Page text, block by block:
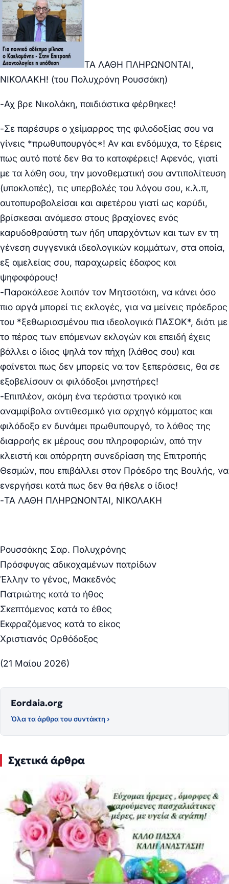
ΤΑ ΛΑΘΗ ΠΛΗΡΩΝΟΝΤΑΙ,
ΝΙΚΟΛΑΚΗ! (του Πολυχρόνη Ρουσσάκη)
-Αχ βρε Νικολάκη, παιδιάστικα φέρθηκες!
-Σε παρέσυρε ο χείμαρρος της φιλοδοξίας σου να
γίνεις *πρωθυπουργός*! Αν και ενδόμυχα, το ξέρεις
πως αυτό ποτέ δεν θα το καταφέρεις! Αφενός, γιατί
με τα λάθη σου, την μονοθεματική σου αντιπολίτευση
(υποκλοπές), τις υπερβολές του λόγου σου, κ.λ.π,
αυτοπυροβολείσαι και αφετέρου γιατί ως καρύδι,
βρίσκεσαι ανάμεσα στους βραχίονες ενός
καρυδοθραύστη των ήδη υπαρχόντων και των εν τη
γένεση συγγενικά ιδεολογικών κομμάτων, στα οποία,
εξ αμελείας σου, παραχωρείς έδαφος και
ψηφοφόρους!
-Παρακάλεσε λοιπόν τον Μητσοτάκη, να κάνει όσο
πιο αργά μπορεί τις εκλογές, για να μείνεις πρόεδρος
του *ξεθωριασμένου πια ιδεολογικά ΠΑΣΟΚ*, διότι με
το πέρας των επόμενων εκλογών και επειδή έχεις
βάλλει ο ίδιος ψηλά τον πήχη (λάθος σου) και
φαίνεται πως δεν μπορείς να τον ξεπεράσεις, θα σε
εξοβελίσουν οι φιλόδοξοι μνηστήρες!
-Επιπλέον, ακόμη ένα τεράστια τραγικό και
αναμφίβολα αντιθεσμικό για αρχηγό κόμματος και
φιλόδοξο εν δυνάμει πρωθυπουργό, το λάθος της
διαρροής εκ μέρους σου πληροφοριών, από την
κλειστή και απόρρητη συνεδρίαση της Επιτροπής
Θεσμών, που επιβάλλει στον Πρόεδρο της Βουλής, να
ενεργήσει κατά πως δεν θα ήθελε ο ίδιος!
-ΤΑ ΛΑΘΗ ΠΛΗΡΩΝΟΝΤΑΙ, ΝΙΚΟΛΑΚΗ
Ρουσσάκης Σαρ. Πολυχρόνης
Πρόσφυγας αδικοχαμένων πατρίδων
Έλλην το γένος, Μακεδνός
Πατριώτης κατά το ήθος
Σκεπτόμενος κατά το έθος
Εκφραζόμενος κατά το είκος
Χριστιανός Ορθόδοξος
(21 Μαίου 2026)
Eordaia.org
Όλα τα άρθρα του συντάκτη ›
Σχετικά άρθρα